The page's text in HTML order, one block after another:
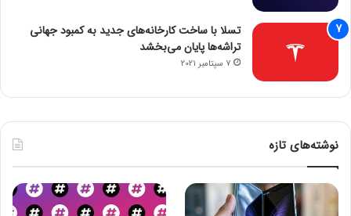
تسلا با ساخت کارخانه‌های جدید به کمبود جهانی
تراشه‌ها پایان می‌بخشد
7 سپتامبر 2021
نوشته‌های تازه